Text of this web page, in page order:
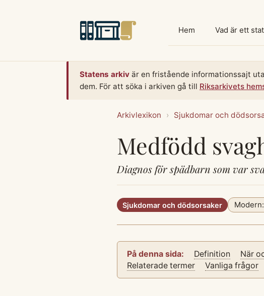
Hem Vad är ett
Statens arkiv är en fristående informationssajt
dem. För att söka i arkiven gå till Riksarkivets
Arkivlexikon › Sjukdomar och
Medfödd
Diagnos för spädbarn som var
Sjukdomar och dödsorsaker
På denna sida: Definition När
Relaterade termer
Vanliga frågor